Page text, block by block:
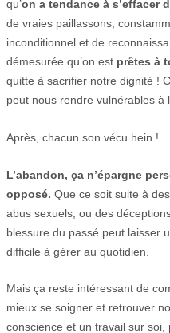
qu’on a tendance à s’effacer
de vraies paillassons,
inconditionnel et de
démesurée qu’on est prêtes à
quitte à sacrifier notre dignité !
peut nous rendre vulnérables à
Après, chacun son vécu hein !
L’abandon, ça n’épargne
opposé. Que ce soit suite à
abus sexuels, ou des
blessure du passé peut laisser
difficile à gérer au quotidien.
Mais ça reste intéressant de
mieux se soigner et retrouver
conscience et un travail sur soi,